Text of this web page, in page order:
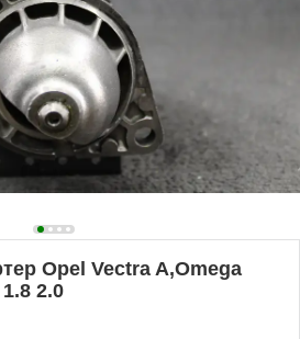
Opel Vectra A,Omega
2.0